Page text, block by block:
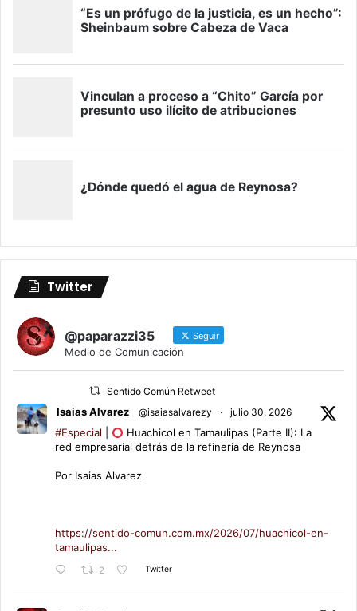
Twitter
@paparazzi35 Seguir
Medio de Comunicación
Sentido Común Retweet
Isaias Alvarez @isaiasalvarezy · julio 30, 2026
#Especial
Huachicol en Tamaulipas (Parte II): La
red empresarial detrás de la refinería de Reynosa
Por Isaias Alvarez
https://sentido-comun.com.mx/2026/07/huachicol-en-
tamaulipas...
2 Twitter